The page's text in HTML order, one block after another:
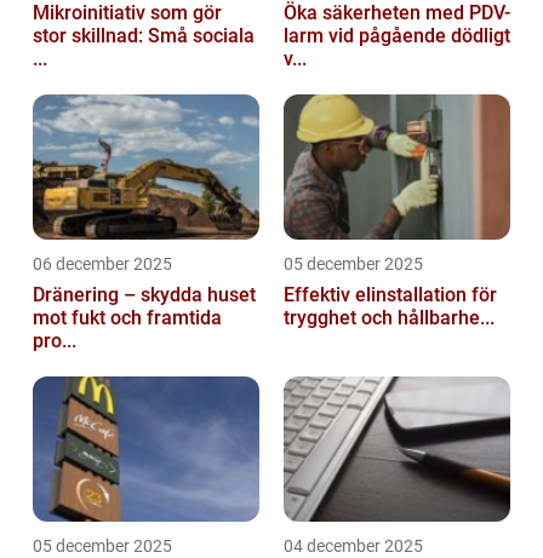
Mikroinitiativ som gör
stor skillnad: Små sociala
...
Öka säkerheten med PDV-
larm vid pågående dödligt
v...
06 december 2025
Dränering – skydda huset
mot fukt och framtida
pro...
05 december 2025
Effektiv elinstallation för
trygghet och hållbarhe...
05 december 2025 04 december 2025